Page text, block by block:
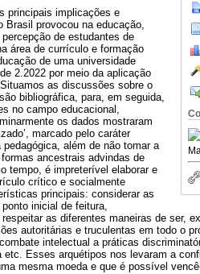
principais implicações e
Brasil provocou na educação,
de estudantes de
área de currículo e formação
de uma universidade
2.2022 por meio da aplicação
as discussões sobre o
bibliográfica, para, em seguida,
no campo educacional,
os dados mostraram
marcado pelo caráter
além de não tomar a
ancestrais advindas de
tempo, é impreterível elaborar e
crítico e socialmente
principais: considerar as
inicial de feitura,
as diferentes maneiras de ser,
autoritárias e truculentas em todo o
intelectual a práticas
Esses arquétipos nos levaram a
mesma moeda e que é possível